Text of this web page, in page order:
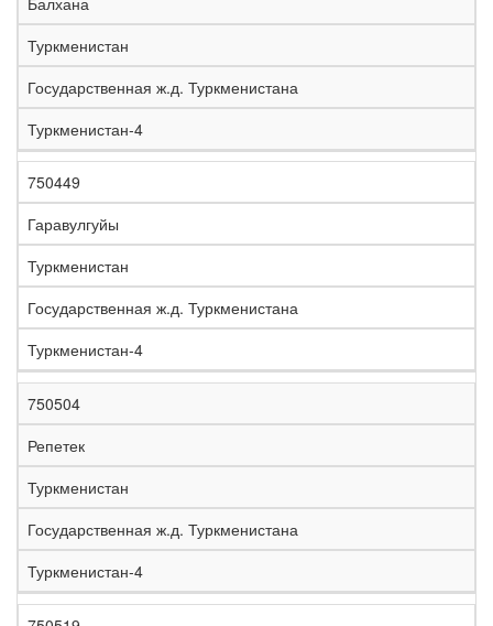
Туркменистан
Государственная ж.д. Туркменистана
Туркменистан-4
750449
Гаравулгуйы
Туркменистан
Государственная ж.д. Туркменистана
Туркменистан-4
750504
Репетек
Туркменистан
Государственная ж.д. Туркменистана
Туркменистан-4